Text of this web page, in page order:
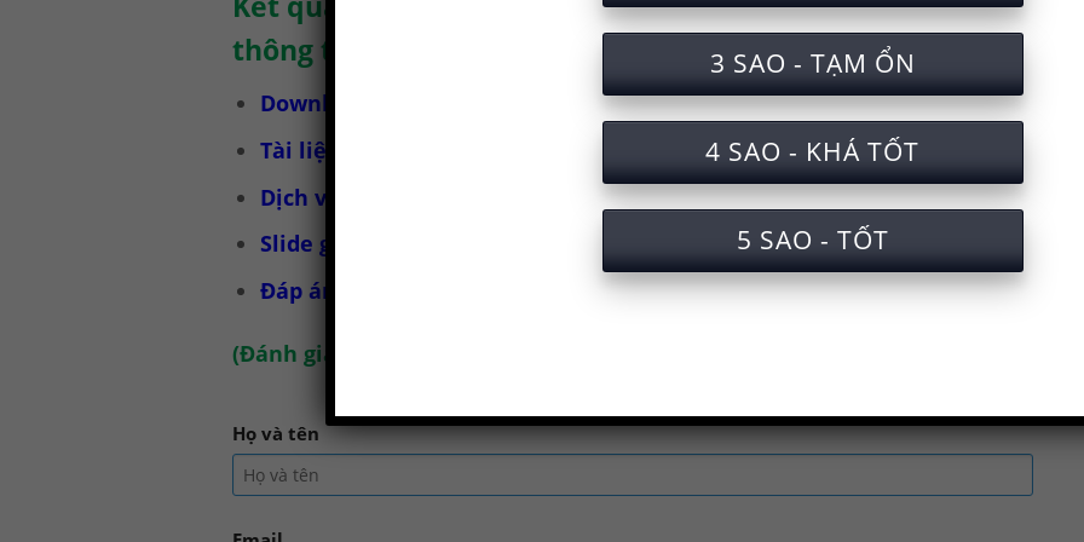
thông tin.
Download bài kiểm tra trắc nghiệm an toàn lao động vận hành xe cẩu bánh
Tài liệu huấn luyện an toàn lao động vận hành xe cẩu bánh lốp
Dịch vụ huấn luyện an toàn lao động vận hành xe cẩu bánh lốp cấp chứng
Slide giáo trình huấn luyện an toàn lao động khi vận hành xe cẩu bánh lốp
Đáp án bài trắc nghiệm Huấn luyện an toàn lao động vận hành xe cẩu bánh
(Đánh giá chúng tôi tại đây
Họ và tên
3 SAO - TẠM ỔN
4 SAO - KHÁ TỐT
5 SAO - TỐT